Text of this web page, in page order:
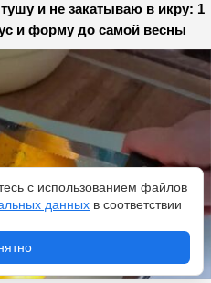
и не закатываю в икру: 1
и форму до самой весны
с использованием файлов
данных в соответствии